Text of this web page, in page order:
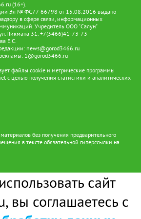
что третья смена пользуется
в лагеря дневного пребывания
По сравнению с прошлым годом
с 15 до 17, однако и этого оказалось
всех трёх смен планируется
сформировать запрос на
выделение дополнительных
количества лагерей. Председатель Думы
Сатинов подчеркнул: «Депутатский
всего условия пребывания, питание
Но потребность выше, и надеюсь,
сможем увеличить количество мест в
председатель комитета по
с их стороны не поступало. «В лагерях
действуют 16 различных программ,
быта народов России, а также
культурной и патриотической
что дети довольны. За весь летний
(16+).
Эл № ФС77-66798 от 15.08.2016 выдано
в сфере связи, информационных
Учредитель ООО "Салун"
31. +7(3466)41-73-73
Е.С.
news@gorod3466.ru
1@gorod3466.ru
файлы cookie и метрические программы
с целью получения статистики и аналитических
без получения предварительного
в тексте обязательной гиперссылки на
сайт
вы соглашаетесь с